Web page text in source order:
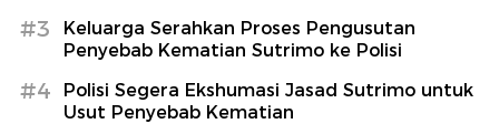
#3
Keluarga Serahkan Proses Pengusutan
Penyebab Kematian Sutrimo ke Polisi
#4
Polisi Segera Ekshumasi Jasad Sutrimo untuk
Usut Penyebab Kematian